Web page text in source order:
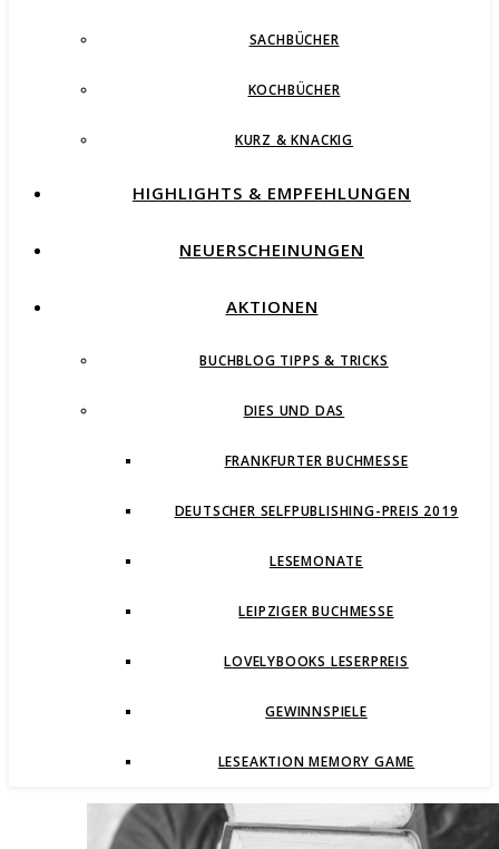
SACHBÜCHER
KOCHBÜCHER
KURZ & KNACKIG
HIGHLIGHTS & EMPFEHLUNGEN
NEUERSCHEINUNGEN
AKTIONEN
BUCHBLOG TIPPS & TRICKS
DIES UND DAS
FRANKFURTER BUCHMESSE
DEUTSCHER SELFPUBLISHING-PREIS 2019
LESEMONATE
LEIPZIGER BUCHMESSE
LOVELYBOOKS LESERPREIS
GEWINNSPIELE
LESEAKTION MEMORY GAME